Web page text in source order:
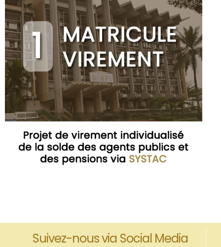
Suivez-nous via Social Media